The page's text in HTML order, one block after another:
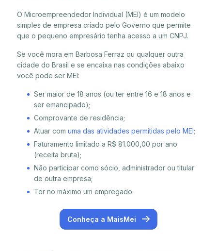
O Microempreendedor Individual (MEI) é um modelo
simples de empresa criado pelo Governo que permite
que o pequeno empresário tenha acesso a um CNPJ.
Se você mora em Barbosa Ferraz ou qualquer outra
cidade do Brasil e se encaixa nas condições abaixo
você pode ser MEI:
Ser maior de 18 anos (ou ter entre 16 e 18 anos e
ser emancipado);
Comprovante de residência;
Atuar com uma das atividades permitidas pelo MEI;
Faturamento limitado a R$ 81.000,00 por ano
(receita bruta);
Não participar como sócio, administrador ou titular
de outra empresa;
Ter no máximo um empregado.
Conheça a MaisMei